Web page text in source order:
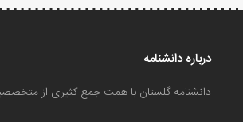
درباره دانشنامه
دانشنامه گلستان با همت جمع کثیری از